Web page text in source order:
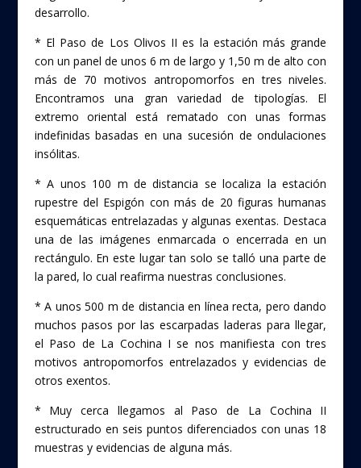
desarrollo.
* El Paso de Los Olivos II es la estación más grande
con un panel de unos 6 m de largo y 1,50 m de alto con
más de 70 motivos antropomorfos en tres niveles.
Encontramos una gran variedad de tipologías. El
extremo oriental está rematado con unas formas
indefinidas basadas en una sucesión de ondulaciones
insólitas.
* A unos 100 m de distancia se localiza la estación
rupestre del Espigón con más de 20 figuras humanas
esquemáticas entrelazadas y algunas exentas. Destaca
una de las imágenes enmarcada o encerrada en un
rectángulo. En este lugar tan solo se talló una parte de
la pared, lo cual reafirma nuestras conclusiones.
* A unos 500 m de distancia en línea recta, pero dando
muchos pasos por las escarpadas laderas para llegar,
el Paso de La Cochina I se nos manifiesta con tres
motivos antropomorfos entrelazados y evidencias de
otros exentos.
* Muy cerca llegamos al Paso de La Cochina II
estructurado en seis puntos diferenciados con unas 18
muestras y evidencias de alguna más.